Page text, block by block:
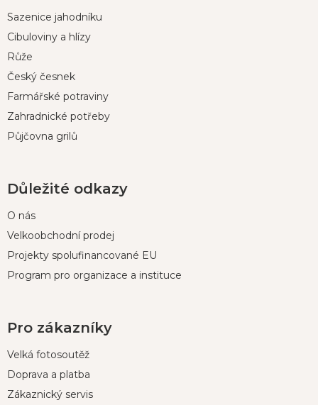
aSazenice jahodníku
Cibuloviny a hlízy
Růže
Český česnek
Farmářské potraviny
Zahradnické potřeby
Půjčovna grilů
Důležité odkazy
O nás
Velkoobchodní prodej
Projekty spolufinancované EU
Program pro organizace a instituce
Pro zákazníky
Velká fotosoutěž
Doprava a platba
Zákaznický servis